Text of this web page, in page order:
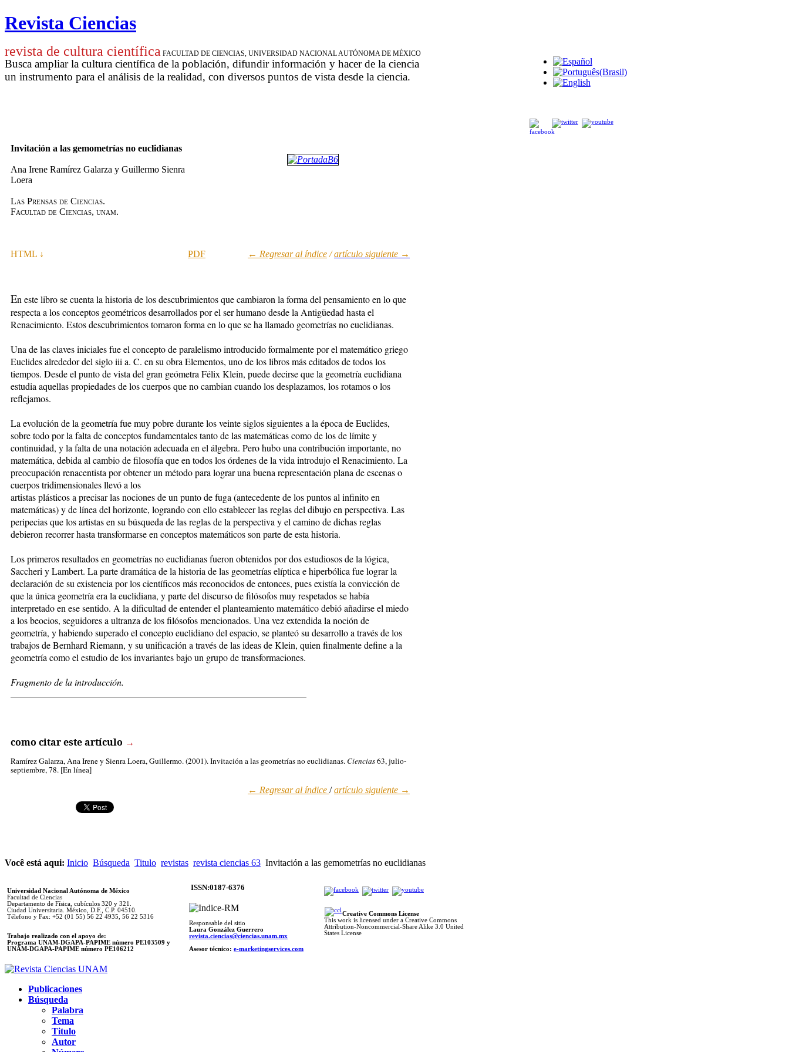
Revista Ciencias
revista de cultura científica FACULTAD DE CIENCIAS, UNIVERSIDAD NACIONAL AUTÓNOMA DE MÉXICO
Busca ampliar la cultura científica de la población, difundir información y hacer de la ciencia
un instrumento para el análisis de la realidad, con diversos puntos de vista desde la ciencia.
Invitación a las gemometrías no euclidianas
Ana Irene Ramírez Galarza y Guillermo Sienra
Loera
Las Prensas de Ciencias.
Facultad de Ciencias, unam.
HTML ↓ PDF ← Regresar al índice /artículo siguiente →
En este libro se cuenta la historia de los descubrimientos que cambiaron la forma del pensamiento en lo que
respecta a los conceptos geométricos desarrollados por el ser humano desde la Antigüedad hasta el
Renacimiento. Estos descubrimientos tomaron forma en lo que se ha llamado geometrías no euclidianas.
Una de las claves iniciales fue el concepto de paralelismo introducido formalmente por el matemático griego
Euclides alrededor del siglo iii a. C. en su obra Elementos, uno de los libros más editados de todos los
tiempos. Desde el punto de vista del gran geómetra Félix Klein, puede decirse que la geometría euclidiana
estudia aquellas propiedades de los cuerpos que no cambian cuando los desplazamos, los rotamos o los
reflejamos.
La evolución de la geometría fue muy pobre durante los veinte siglos siguientes a la época de Euclides,
sobre todo por la falta de conceptos fundamentales tanto de las matemáticas como de los de límite y
continuidad, y la falta de una notación adecuada en el álgebra. Pero hubo una contribución importante, no
matemática, debida al cambio de filosofía que en todos los órdenes de la vida introdujo el Renacimiento. La
preocupación renacentista por obtener un método para lograr una buena representación plana de escenas o
cuerpos tridimensionales llevó a los
artistas plásticos a precisar las nociones de un punto de fuga (antecedente de los puntos al infinito en
matemáticas) y de línea del horizonte, logrando con ello establecer las reglas del dibujo en perspectiva. Las
peripecias que los artistas en su búsqueda de las reglas de la perspectiva y el camino de dichas reglas
debieron recorrer hasta transformarse en conceptos matemáticos son parte de esta historia.
Los primeros resultados en geometrías no euclidianas fueron obtenidos por dos estudiosos de la lógica,
Saccheri y Lambert. La parte dramática de la historia de las geometrías elíptica e hiperbólica fue lograr la
declaración de su existencia por los científicos más reconocidos de entonces, pues existía la convicción de
que la única geometría era la euclidiana, y parte del discurso de filósofos muy respetados se había
interpretado en ese sentido. A la dificultad de entender el planteamiento matemático debió añadirse el miedo
a los beocios, seguidores a ultranza de los filósofos mencionados. Una vez extendida la noción de
geometría, y habiendo superado el concepto euclidiano del espacio, se planteó su desarrollo a través de los
trabajos de Bernhard Riemann, y su unificación a través de las ideas de Klein, quien finalmente define a la
geometría como el estudio de los invariantes bajo un grupo de transformaciones.
Fragmento de la introducción.
como citar este artículo →
Ramírez Galarza, Ana Ireney Sienra Loera, Guillermo. (2001). Invitación a las geometrías no euclidianas. Ciencias63, julio-
septiembre, 78. [En línea]
← Regresar al índice /artículo siguiente →
Você está aqui: Inicio Búsqueda Titulo revistas revista ciencias 63 Invitación a las gemometrías no euclidianas
Universidad Nacional Autónoma de México
Facultad de Ciencias
Departamento de Física, cubículos 320 y 321.
Ciudad Universitaria. México, D.F., C.P. 04510.
Télefono y Fax: +52 (01 55) 56 22 4935, 56 22 5316
Trabajo realizado con el apoyo de:
Programa UNAM-DGAPA-PAPIME número PE103509 y
UNAM-DGAPA-PAPIME número PE106212
ISSN:0187-6376
Responsable del sitio
Laura González Guerrero
revista.ciencias@ciencias.unam.mx
Asesor técnico: e-marketingservices.com
Creative Commons License
This work is licensed under a Creative Commons
Attribution-Noncommercial-Share Alike 3.0 United
States License
Publicaciones
Búsqueda
Palabra
Tema
Titulo
Autor